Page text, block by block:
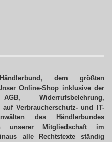
dem größten
Online-Shop inklusive der
Widerrufsbelehrung,
Verbraucherschutz- und IT-
des Händlerbundes
unserer Mitgliedschaft im
alle Rechtstexte ständig